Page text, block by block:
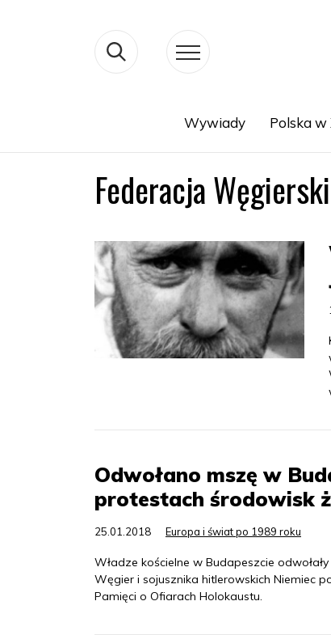
Wywiady Polska w
Federacja
Odwołano mszę w
protestach środowisk
25.01.2018 Europa i świat po 1989 roku
Władze kościelne w Budapeszcie
Węgier i sojusznika hitlerowskich Niemiec
Pamięci o Ofiarach Holokaustu.